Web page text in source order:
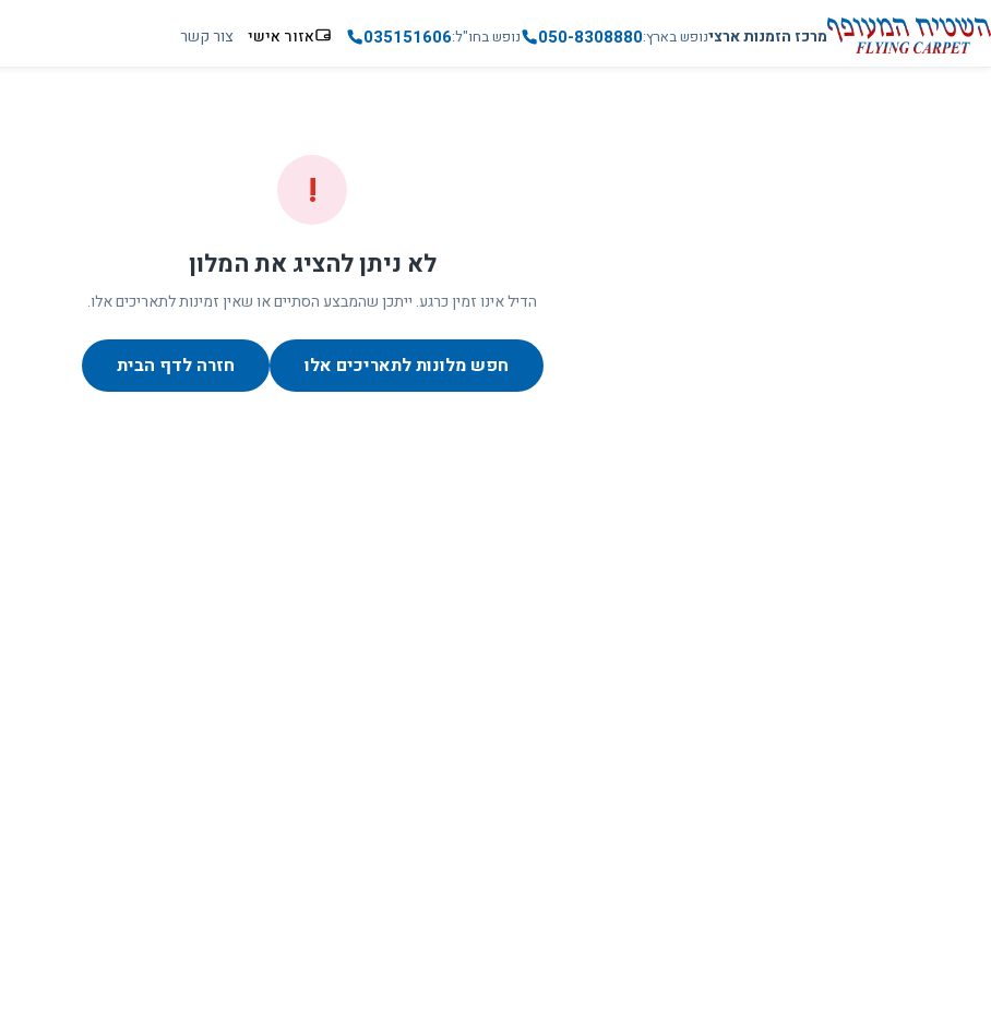
מרכז הזמנות ארצינופש בארץ050-8308880 נופש בחו"ל035151606 אזור אישי צור קשר
!
לא ניתן להציג את המלון
הדיל אינו זמין כרגע. ייתכן שהמבצע הסתיים או שאין זמינות לתאריכים אלו.
חפש מלונות לתאריכים אלו חזרה לדף הבית